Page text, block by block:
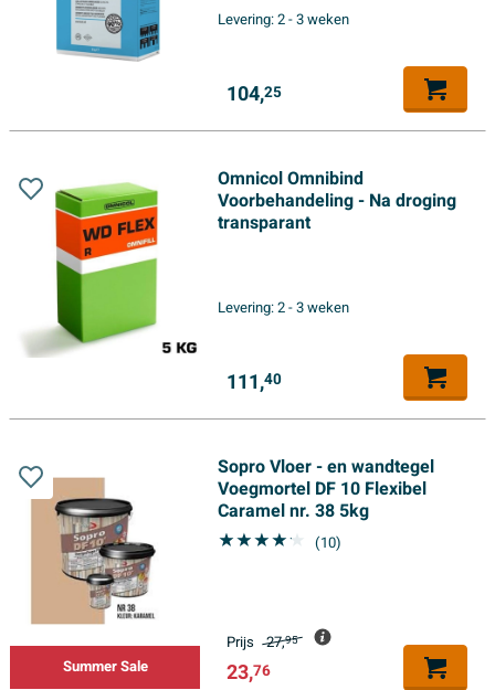
Levering:2 - 3 weken
104,25
Omnicol Omnibind
Voorbehandeling - Na droging
transparant
Levering:2 - 3 weken
111,40
Summer Sale
Sopro Vloer - en wandtegel
Voegmortel DF 10 Flexibel
Caramel nr. 38 5kg
(10)
Prijs 27,95
23,76